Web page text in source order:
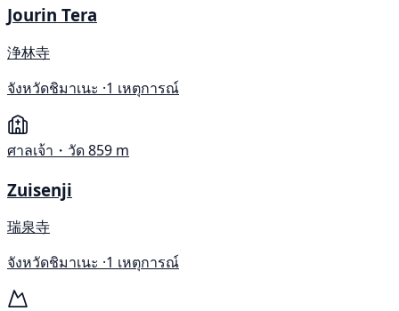
Jourin Tera
浄林寺
จังหวัดชิมาเนะ ·1 เหตุการณ์
ศาลเจ้า・วัด859 m
Zuisenji
瑞泉寺
จังหวัดชิมาเนะ ·1 เหตุการณ์